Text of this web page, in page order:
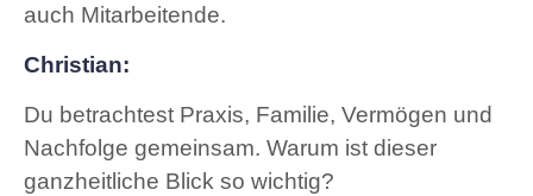
auch Mitarbeitende.
Christian:
Du betrachtest Praxis, Familie, Vermögen und
Nachfolge gemeinsam. Warum ist dieser
ganzheitliche Blick so wichtig?